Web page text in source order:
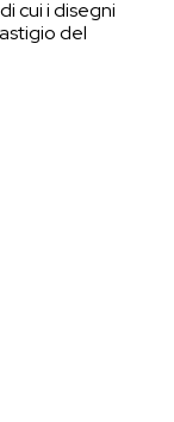
cui i disegni
del